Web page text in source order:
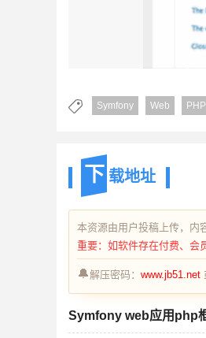
Symfony Web
下 载地址
本资源由用户投稿上传，内
重要：如软件存在付费、会
🔔解压密码： www.jb51.net
Symfony web应用php